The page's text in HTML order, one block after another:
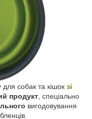
собак та кішок зі
продукт, спеціально
вигодовування